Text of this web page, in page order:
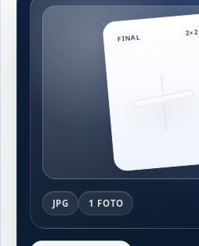
FINAL
2×2
JPG 1 FOTO